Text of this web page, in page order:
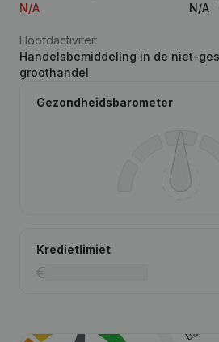
N/A
N/A
Hoofdactiviteit
Handelsbemiddeling in de niet-
groothandel
Gezondheidsbarometer
Kredietlimiet